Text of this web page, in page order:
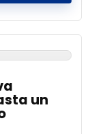
un